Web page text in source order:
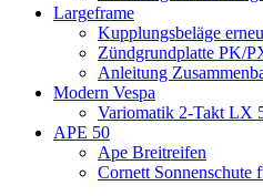
Largeframe
Kupplungsbeläge
Zündgrundplatte PK/
Anleitung
Modern Vespa
Variomatik 2-Takt LX
APE 50
Ape Breitreifen
Cornett Sonnenschute